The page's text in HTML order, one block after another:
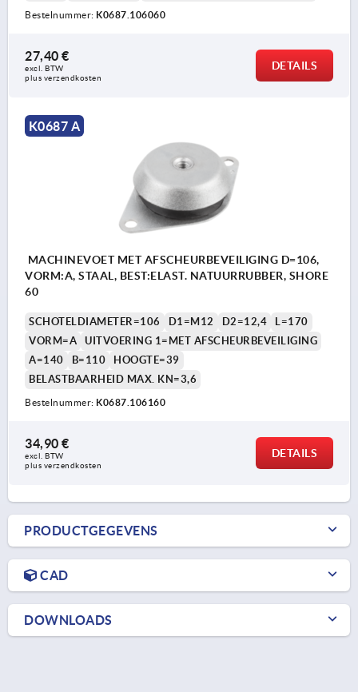
Bestelnummer: K0687.106060
27,40 €
excl. BTW
plus verzendkosten
DETAILS
K0687 A
MACHINEVOET MET AFSCHEURBEVEILIGING D=106,
VORM:A, STAAL, BEST:ELAST. NATUURRUBBER, SHORE
60
SCHOTELDIAMETER=106 D1=M12 D2=12,4
L=170
VORM=A
UITVOERING 1=MET AFSCHEURBEVEILIGING
A=140
B=110
HOOGTE=39
BELASTBAARHEID MAX. KN=3,6
Bestelnummer: K0687.106160
34,90 €
excl. BTW
plus verzendkosten
DETAILS
PRODUCTGEGEVENS
CAD
DOWNLOADS